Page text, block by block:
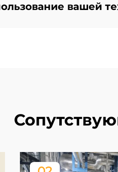
вашей